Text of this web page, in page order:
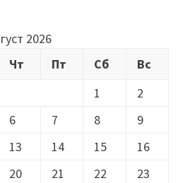
2026
Чт Пт Сб
Вс
1
2
6 7 8
9
13 14 15
16
20 21 22
23